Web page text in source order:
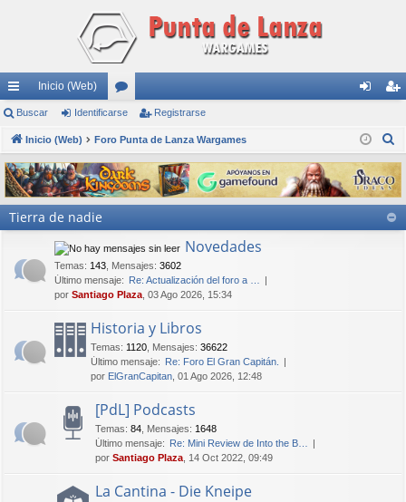
nl
ac
es
rá
pi
Inicio (Web)
or
os nti
fic
ar
ist
ra
rs
e
Buscar Identificarse Registrarse
Inicio (Web) Foro Punta de Lanza Wargames
s
c
Tierra de nadie
Novedades
Temas: 143 Mensajes: 3602
Último mensaje: Re: Actualización del foro a …
por Santiago Plaza , 03 Ago 2026, 15:34
Historia y Libros
Temas: 1120 Mensajes: 36622
Último mensaje: Re: Foro El Gran Capitán.
por ElGranCapitan , 01 Ago 2026, 12:48
[PdL] Podcasts
Temas: 84 Mensajes: 1648
Último mensaje: Re: Mini Review de Into the B…
por Santiago Plaza , 14 Oct 2022, 09:49
La Cantina - Die Kneipe